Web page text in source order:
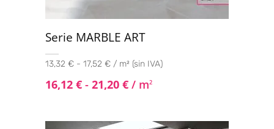
Serie MARBLE ART
13,32 € - 17,52 € / m² (sin IVA)
16,12 € - 21,20 € / m2